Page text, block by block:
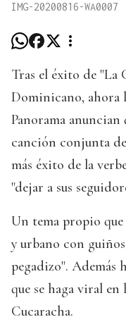
IMG-20200816-WA0007
Tras el éxito de "La
Dominicano, ahora
Panorama anuncian
canción conjunta
más éxito de la
"dejar a sus
Un tema propio
y urbano con
pegadizo". Además
que se haga viral en
Cucaracha.